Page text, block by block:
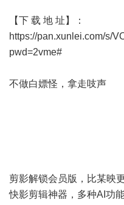
【下 载 地 址】：
https://pan.xunlei.com/s/
pwd=2vme#
不做白嫖怪，拿走吱声
剪影解锁会员版，比某映
快影剪辑神器，多种AI功